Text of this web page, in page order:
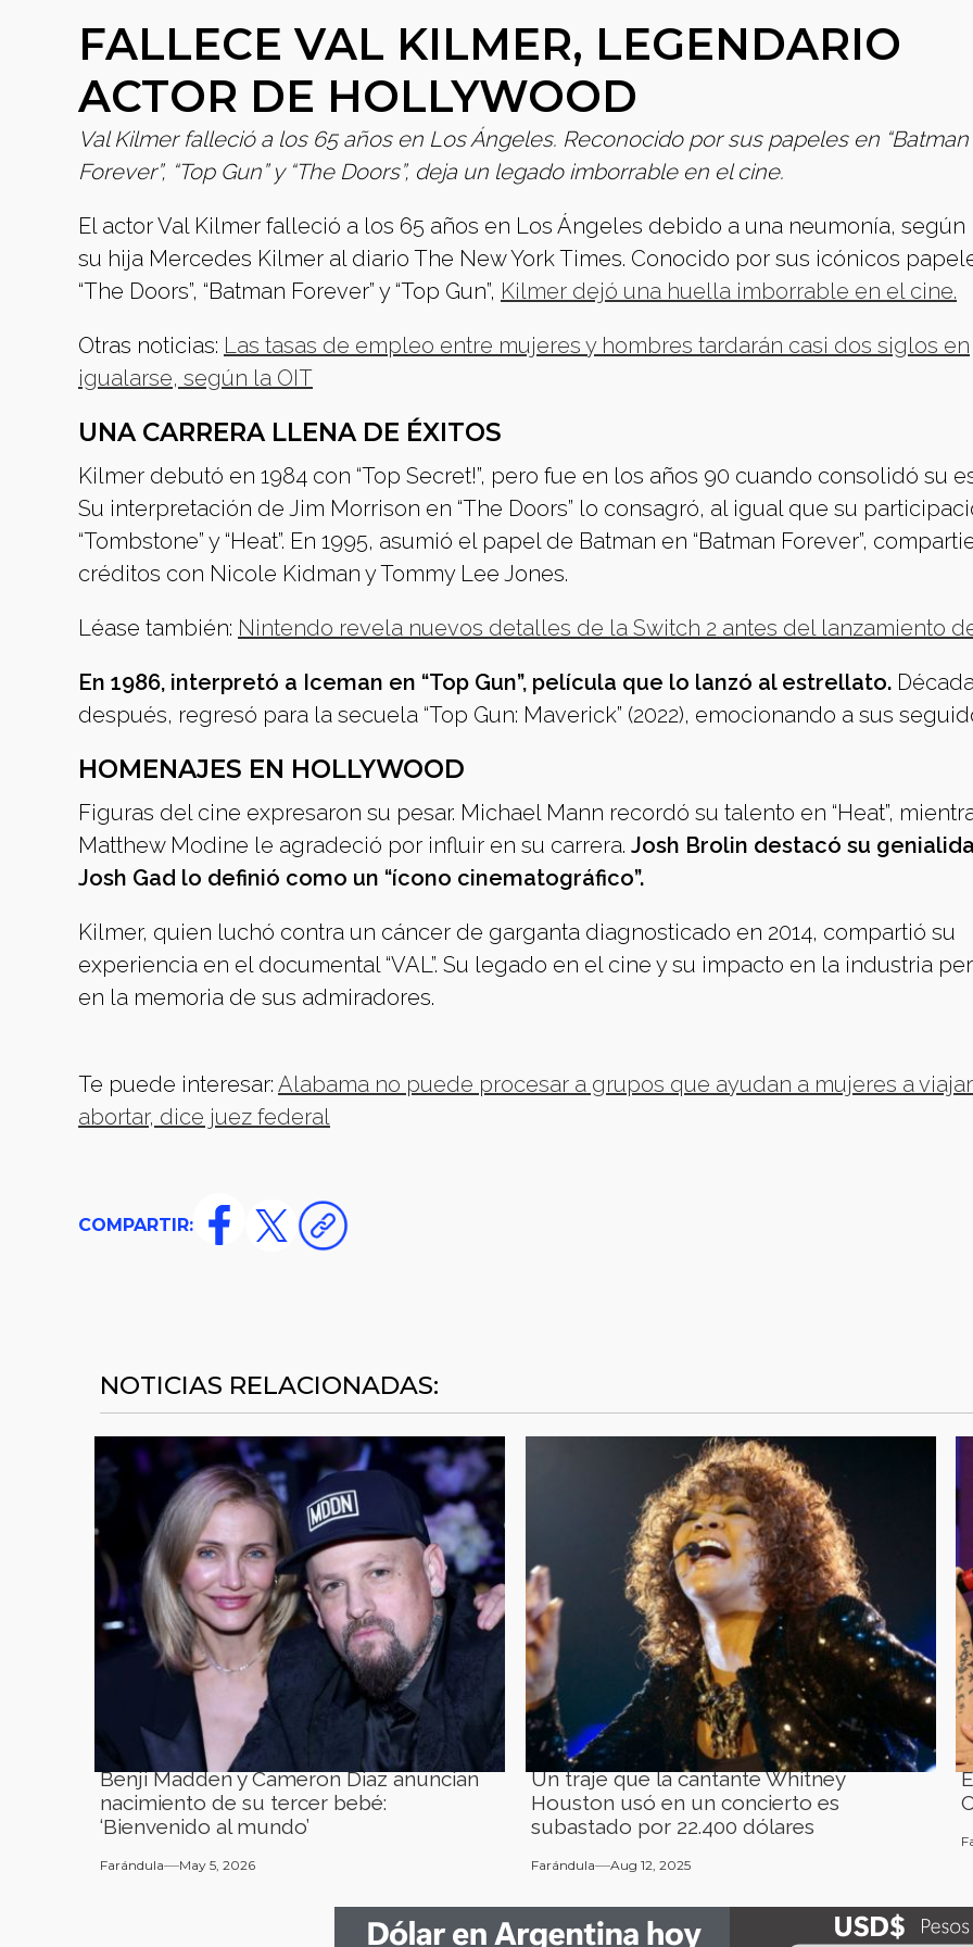
FALLECE VAL KILMER, LEGENDARIO
ACTOR DE HOLLYWOOD
Val Kilmer falleció a los 65 años en Los Ángeles. Reconocido por sus papeles en “Batman
Forever”, “Top Gun” y “The Doors”, deja un legado imborrable en el cine.
El actor Val Kilmer falleció a los 65 años en Los Ángeles debido a una neumonía,
su hija Mercedes Kilmer al diario The New York Times. Conocido por sus icónicos
“The Doors”, “Batman Forever” y “Top Gun”, Kilmer dejó una huella imborrable en el cine.
Otras noticias: Las tasas de empleo entre mujeres y hombres tardarán casi dos siglos en
igualarse, según la OIT
UNA CARRERA LLENA DE ÉXITOS
Kilmer debutó en 1984 con “Top Secret!”, pero fue en los años 90 cuando consolidó su
Su interpretación de Jim Morrison en “The Doors” lo consagró, al igual que su
“Tombstone” y “Heat”. En 1995, asumió el papel de Batman en “Batman Forever”,
créditos con Nicole Kidman y Tommy Lee Jones.
Léase también: Nintendo revela nuevos detalles de la Switch 2 antes del lanzamiento
En 1986, interpretó a Iceman en “Top Gun”, película que lo lanzó al estrellato.
después, regresó para la secuela “Top Gun: Maverick” (2022), emocionando a sus
HOMENAJES EN HOLLYWOOD
Figuras del cine expresaron su pesar. Michael Mann recordó su talento en “Heat”,
Matthew Modine le agradeció por influir en su carrera. Josh Brolin destacó su
Josh Gad lo definió como un “ícono cinematográfico”.
Kilmer, quien luchó contra un cáncer de garganta diagnosticado en 2014, compartió su
experiencia en el documental “VAL”. Su legado en el cine y su impacto en la industria
en la memoria de sus admiradores.
Te puede interesar: Alabama no puede procesar a grupos que ayudan a mujeres a
abortar, dice juez federal
COMPARTIR:
NOTICIAS RELACIONADAS:
Benji Madden y Cameron Diaz anuncian
nacimiento de su tercer bebé:
‘Bienvenido al mundo’
Farándula May 5, 2026
Un traje que la cantante Whitney
Houston usó en un concierto es
subastado por 22.400 dólares
Farándula Aug 12, 2025